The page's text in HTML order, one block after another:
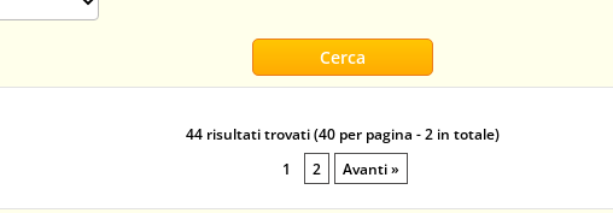
44 risultati trovati (40 per pagina - 2 in totale)
1
2 Avanti »